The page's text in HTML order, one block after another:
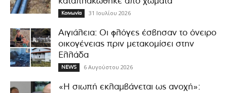
Κοινωνία 31 Ιουλίου 2026
Αιγιάλεια: Οι φλόγες έσβησαν το όνειρο
οικογένειας πριν μετακομίσει στην
Ελλάδα
NEWS 6 Αυγούστου 2026
«Η σιωπή εκλαμβάνεται ως ανοχή»: